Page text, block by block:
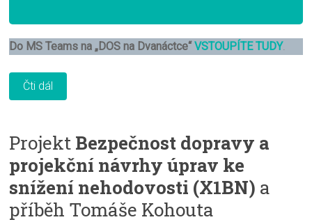
Do MS Teams na „DOS na Dvanáctce“ VSTOUPÍTE TUDY.
Čti dál
Projekt Bezpečnost dopravy a
projekční návrhy úprav ke
snížení nehodovosti (X1BN) a
příběh Tomáše Kohouta